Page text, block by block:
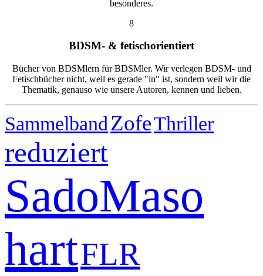
besonderes.
8
BDSM- & fetischorientiert
Bücher von BDSMlern für BDSMler. Wir verlegen BDSM- und
Fetischbücher nicht, weil es gerade "in" ist, sondern weil wir die
Thematik, genauso wie unsere Autoren, kennen und lieben.
SammelbandZofeThriller
reduziert
SadoMaso
hartFLR